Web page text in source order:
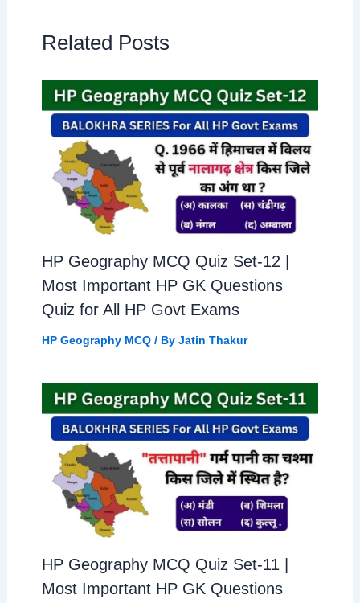
Related Posts
HP Geography MCQ Quiz Set-12 |
Most Important HP GK Questions
Quiz for All HP Govt Exams
HP Geography MCQ/ By Jatin Thakur
HP Geography MCQ Quiz Set-11 |
Most Important HP GK Questions